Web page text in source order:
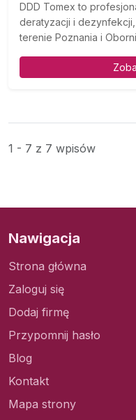
DDD Tomex to
deratyzacji i
terenie Poznania i
1 - 7 z 7 wpisów
Nawigacja
Strona główna
Zaloguj się
Dodaj firmę
Przypomnij hasło
Blog
Kontakt
Mapa strony